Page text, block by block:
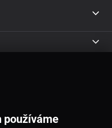
osobních údajů
používáme